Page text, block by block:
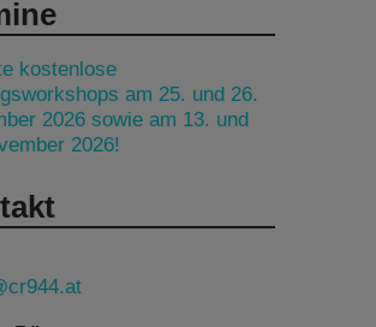
kostenlose
am 25. und 26.
2026 sowie am 13. und
2026!